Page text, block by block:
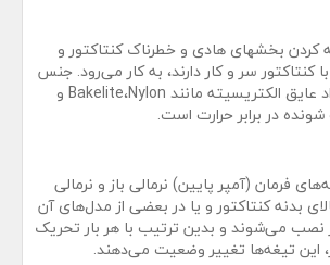
کردن بخشهای هادی و خطرناک کنتاکتور و
سر و کار دارند، به کار می‌رود. جنس
محفظه معمولاً از مواد عایق الکتریسیته مانند Bakelite،Nylon و
در برابر حرارت است.
فرمان (آمپر پایین) نرمالی باز و نرمالی
بدنه کنتاکتور و یا در بعضی از مدل‌های آن
نصب می‌شوند و بدین ترتیب با هر بار تحریک
این تیغه‌ها تغییر وضعیت می‌دهند.